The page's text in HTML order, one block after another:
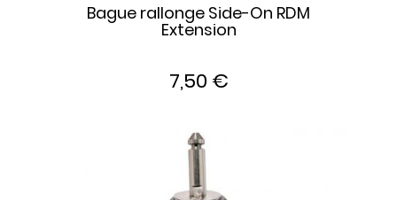
Bague rallonge Side-On RDM
Extension
7,50 €